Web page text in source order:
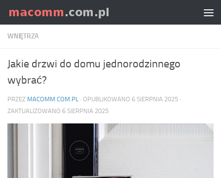
Skip to content
WNĘTRZA
Jakie drzwi do domu jednorodzinnego
wybrać?
PRZEZ MACOMM.COM.PL · OPUBLIKOWANO 6 SIERPNIA 2025 ·
ZAKTUALIZOWANO 6 SIERPNIA 2025